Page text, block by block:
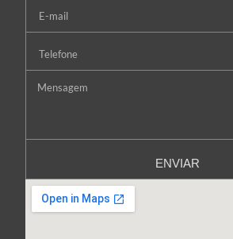
ENVIAR